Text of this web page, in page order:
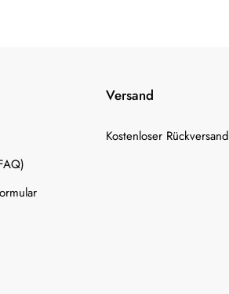
Versand
Kostenloser Rückversand